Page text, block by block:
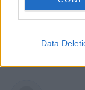
Data
2026 m. rugpjūčio